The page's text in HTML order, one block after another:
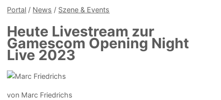
Portal / News / Szene & Events
Heute Livestream zur
Gamescom Opening Night
Live 2023
von Marc Friedrichs